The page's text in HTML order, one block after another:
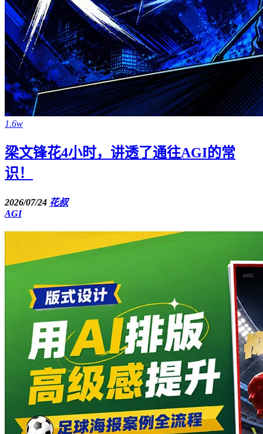
1.6w
梁文锋花4小时，讲透了通往AGI的常
识！
2026/07/24 花叔
AGI